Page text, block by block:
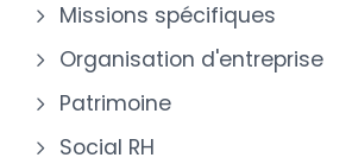
Missions spécifiques
Organisation d'entreprise
Patrimoine
Social RH